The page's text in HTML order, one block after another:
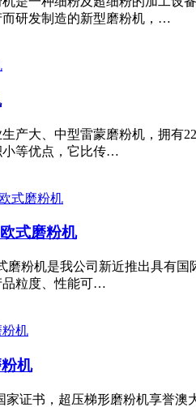
而研发制造的新型磨粉机，…
产大、中型雷蒙磨粉机，拥有
小等优点，它比传…
式磨粉机
磨粉机是我公司新近推出具有
品粒度、性能可…
机
家证书，超压梯形磨粉机享誉